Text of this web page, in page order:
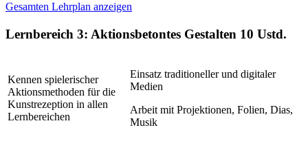
Gesamten Lehrplan anzeigen
Lernbereich 3: Aktionsbetontes Gestalten 10 Ustd.
Kennen spielerischer
Aktionsmethoden für die
Kunstrezeption in allen
Lernbereichen
Einsatz traditioneller und digitaler
Medien
Arbeit mit Projektionen, Folien, Dias,
Musik